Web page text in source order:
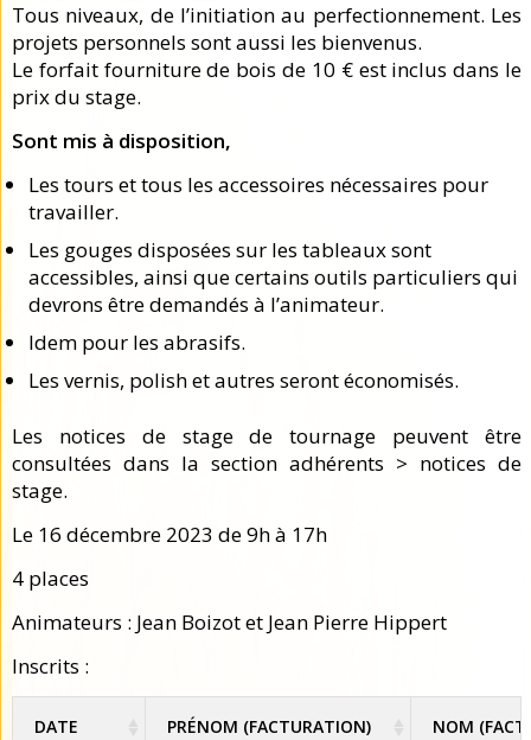
Tous niveaux, de l’initiation au perfectionnement. Les
projets personnels sont aussi les bienvenus.
Le forfait fourniture de bois de 10 € est inclus dans le
prix du stage.
Sont mis à disposition,
Les tours et tous les accessoires nécessaires pour
travailler.
Les gouges disposées sur les tableaux sont
accessibles, ainsi que certains outils particuliers qui
devrons être demandés à l’animateur.
Idem pour les abrasifs.
Les vernis, polish et autres seront économisés.
Les notices de stage de tournage peuvent être
consultées dans la section adhérents > notices de
stage.
Le 16 décembre 2023 de 9h à 17h
4 places
Animateurs : Jean Boizot et Jean Pierre Hippert
Inscrits :
DATE PRÉNOM (FACTURATION) NOM